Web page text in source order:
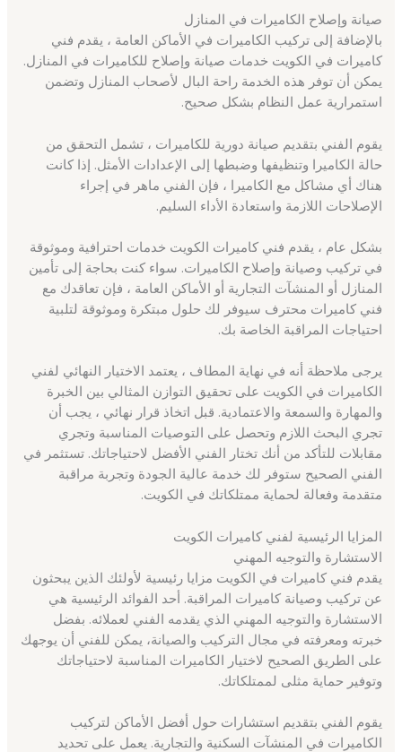
صيانة وإصلاح الكاميرات في المنازل
بالإضافة إلى تركيب الكاميرات في الأماكن العامة ، يقدم فني
كاميرات في الكويت خدمات صيانة وإصلاح للكاميرات في المنازل.
يمكن أن توفر هذه الخدمة راحة البال لأصحاب المنازل وتضمن
استمرارية عمل النظام بشكل صحيح.
يقوم الفني بتقديم صيانة دورية للكاميرات ، تشمل التحقق من
حالة الكاميرا وتنظيفها وضبطها إلى الإعدادات الأمثل. إذا كانت
هناك أي مشاكل مع الكاميرا ، فإن الفني ماهر في إجراء
الإصلاحات اللازمة واستعادة الأداء السليم.
بشكل عام ، يقدم فني كاميرات الكويت خدمات احترافية وموثوقة
في تركيب وصيانة وإصلاح الكاميرات. سواء كنت بحاجة إلى تأمين
المنازل أو المنشآت التجارية أو الأماكن العامة ، فإن تعاقدك مع
فني كاميرات محترف سيوفر لك حلول مبتكرة وموثوقة لتلبية
احتياجات المراقبة الخاصة بك.
يرجى ملاحظة أنه في نهاية المطاف ، يعتمد الاختيار النهائي لفني
الكاميرات في الكويت على تحقيق التوازن المثالي بين الخبرة
والمهارة والسمعة والاعتمادية. قبل اتخاذ قرار نهائي ، يجب أن
تجري البحث اللازم وتحصل على التوصيات المناسبة وتجري
مقابلات للتأكد من أنك تختار الفني الأفضل لاحتياجاتك. تستثمر في
الفني الصحيح ستوفر لك خدمة عالية الجودة وتجربة مراقبة
متقدمة وفعالة لحماية ممتلكاتك في الكويت.
المزايا الرئيسية لفني كاميرات الكويت
الاستشارة والتوجيه المهني
يقدم فني كاميرات في الكويت مزايا رئيسية لأولئك الذين يبحثون
عن تركيب وصيانة كاميرات المراقبة. أحد الفوائد الرئيسية هي
الاستشارة والتوجيه المهني الذي يقدمه الفني لعملائه. بفضل
خبرته ومعرفته في مجال التركيب والصيانة، يمكن للفني أن يوجهك
على الطريق الصحيح لاختيار الكاميرات المناسبة لاحتياجاتك
وتوفير حماية مثلى لممتلكاتك.
يقوم الفني بتقديم استشارات حول أفضل الأماكن لتركيب
الكاميرات في المنشآت السكنية والتجارية. يعمل على تحديد